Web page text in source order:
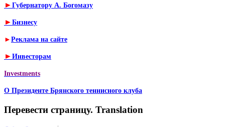
► Губернатору А. Богомазу
► Бизнесу
► Реклама на сайте
► Инвесторам
Investments
О Президенте Брянского теннисного клуба
Перевести страницу. Translation